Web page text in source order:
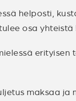
helposti,
osa yhteistä
erityisen
maksaa ja